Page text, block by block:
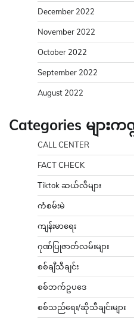
December 2022
November 2022
October 2022
September 2022
August 2022
Categories မျာ
CALL CENTER
FACT CHECK
Tiktok ဆယ်လီများ
ကံစမ်းမဲ
ကျန်းမာရေး
ဂုဏ်ပြုဇာတ်လမ်းများ
စစ်ချီသီချင်း
စစ်ဘက်ဥပဒေ
စစ်သည်ရေး/ဆိုသီချင်းများ